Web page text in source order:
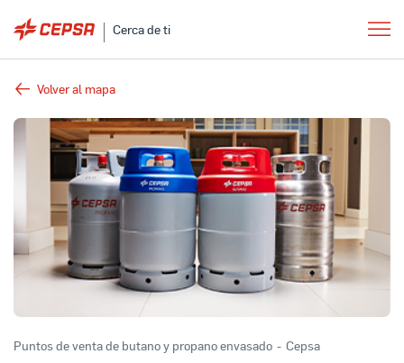
Cerca de ti
Volver al mapa
Puntos de venta de butano y propano envasado - Cepsa